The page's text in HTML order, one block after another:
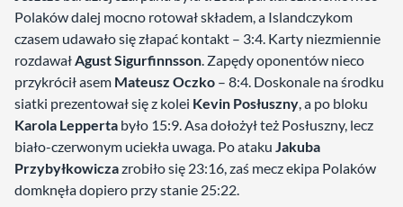
Polaków dalej mocno rotował składem, a Islandczykom
czasem udawało się złapać kontakt – 3:4. Karty niezmiennie
rozdawałAgust Sigurfinnsson. Zapędy oponentów nieco
przykrócił asem Mateusz Oczko – 8:4. Doskonale na środku
siatki prezentował się z kolei Kevin Posłuszny, a po bloku
Karola Lepperta było 15:9. Asa dołożył też Posłuszny, lecz
biało-czerwonym uciekła uwaga. Po ataku Jakuba
Przybyłkowiczazrobiło się 23:16, zaś mecz ekipa Polaków
domknęła dopiero przy stanie 25:22.